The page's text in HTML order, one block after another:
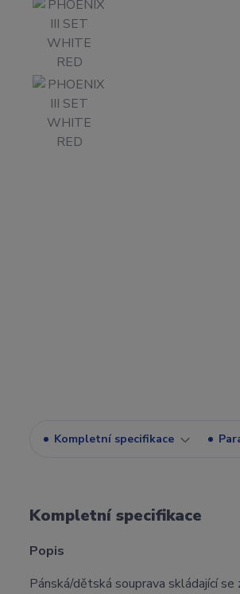
Kompletní specifikace
Kompletní specifikace
Popis
Pánská/dětská souprava skládající